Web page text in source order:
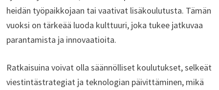
heidän työpaikkojaan tai vaativat lisäkoulutusta. Tämän
vuoksi on tärkeää luoda kulttuuri, joka tukee jatkuvaa
parantamista ja innovaatioita.
Ratkaisuina voivat olla säännölliset koulutukset, selkeät
viestintästrategiat ja teknologian päivittäminen, mikä